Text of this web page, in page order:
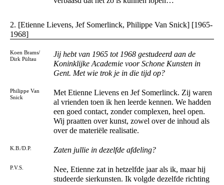
2. [Etienne Lievens, Jef Somerlinck, Philippe Van Snick] [1965-
1968]
Koen Brams/
Dirk Pültau
Jij hebt van 1965 tot 1968 gestudeerd aan de
Koninklijke Academie voor Schone Kunsten in
Gent. Met wie trok je in die tijd op?
Philippe Van
Snick
Met Etienne Lievens en Jef Somerlinck. Zij waren
al vrienden toen ik hen leerde kennen. We hadden
een goed contact, zonder complexen, heel open.
Wij praatten over kunst, zowel over de inhoud als
over de materiële realisatie.
K.B./D.P. Zaten jullie in dezelfde afdeling?
P.V.S.
Nee, Etienne zat in hetzelfde jaar als ik, maar hij
studeerde sierkunsten. Ik volgde dezelfde richting